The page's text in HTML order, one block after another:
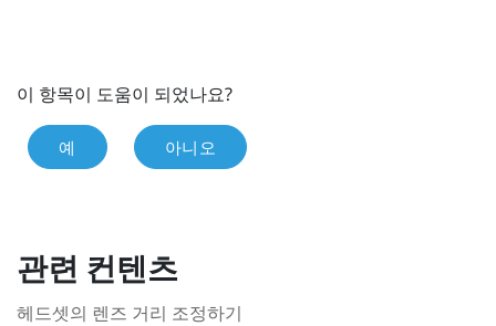
이 항목이 도움이 되었나요?
예 아니오
관련 컨텐츠
헤드셋의 렌즈 거리 조정하기